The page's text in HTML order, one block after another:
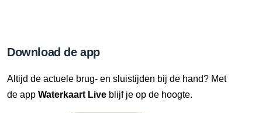
Download de app
Altijd de actuele brug- en sluistijden bij de hand? Met
de app Waterkaart Live blijf je op de hoogte.